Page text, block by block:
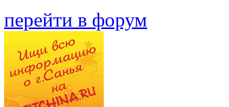
перейти в форум